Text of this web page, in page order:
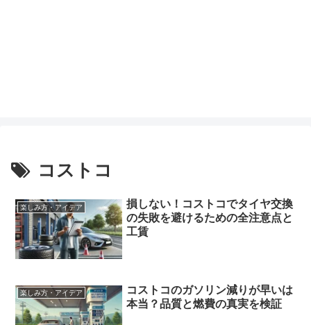
コストコ
楽しみ方・アイデア
損しない！コストコでタイヤ交換
の失敗を避けるための全注意点と
工賃
楽しみ方・アイデア
コストコのガソリン減りが早いは
本当？品質と燃費の真実を検証